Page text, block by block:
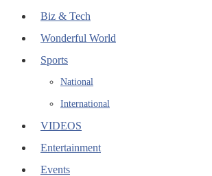
Biz & Tech
Wonderful World
Sports
National
International
VIDEOS
Entertainment
Events